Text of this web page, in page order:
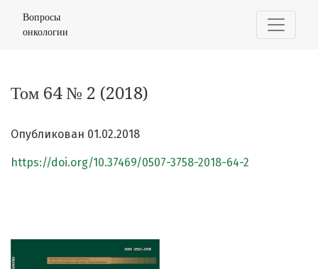
Вопросы
онкологии
Том 64 № 2 (2018)
Опубликован 01.02.2018
https://doi.org/10.37469/0507-3758-2018-64-2